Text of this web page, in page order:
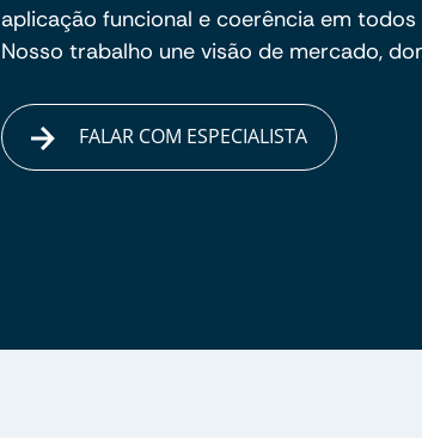
aplicação funcional e coerência em
Nosso trabalho une visão de mercado,
FALAR COM ESPECIALISTA